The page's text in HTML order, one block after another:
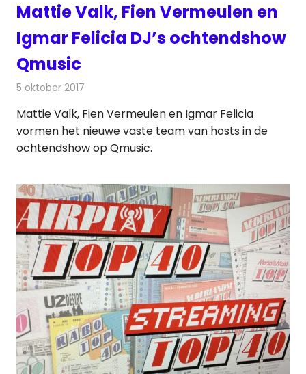
Mattie Valk, Fien Vermeulen en
Igmar Felicia DJ’s ochtendshow
Qmusic
5 oktober 2017
Mattie Valk, Fien Vermeulen en Igmar Felicia
vormen het nieuwe vaste team van hosts in de
ochtendshow op Qmusic.